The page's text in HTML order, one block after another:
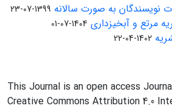
نویسندگان به صورت سالانه 1399-07-23
مرتع و آبخیزداری 1404-07-01
1402-04-22
This Journal is an open access
Creative Commons Attribution 4.0